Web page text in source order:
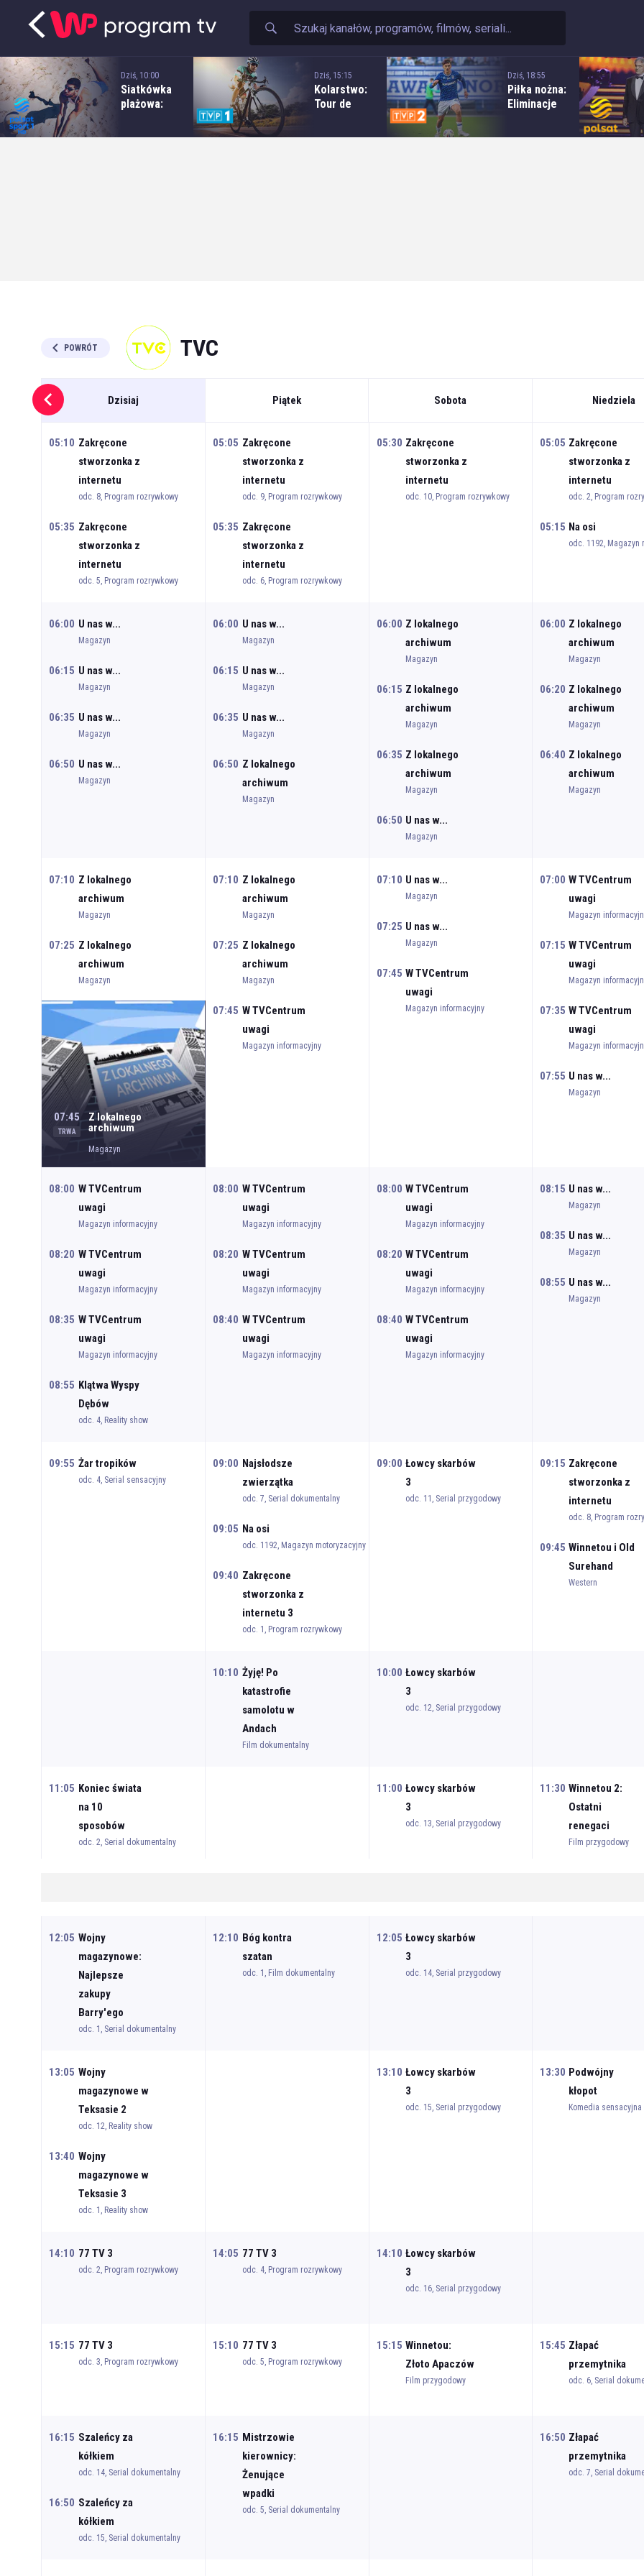
Dziś, 10:00
Siatkówka
plażowa:
Dziś, 15:15
Kolarstwo:
Tour de
Dziś, 18:55
Piłka nożna:
Eliminacje
POWRÓT TVC
Dzisiaj Piątek Sobota Niedziela
05:10 Zakręcone
stworzonka z
internetu
odc. 8, Program rozrywkowy
05:35 Zakręcone
stworzonka z
internetu
odc. 5, Program rozrywkowy
05:05 Zakręcone
stworzonka z
internetu
odc. 9, Program rozrywkowy
05:35 Zakręcone
stworzonka z
internetu
odc. 6, Program rozrywkowy
05:30 Zakręcone
stworzonka z
internetu
odc. 10, Program rozrywkowy
05:05 Zakręcone
stworzonka z
internetu
odc. 2, Program
05:15 Na osi
odc. 1192, Magazyn
06:00 U nas w...
Magazyn
06:15 U nas w...
Magazyn
06:35 U nas w...
Magazyn
06:50 U nas w...
Magazyn
06:00 U nas w...
Magazyn
06:15 U nas w...
Magazyn
06:35 U nas w...
Magazyn
06:50 Z lokalnego
archiwum
Magazyn
06:00 Z lokalnego
archiwum
Magazyn
06:15 Z lokalnego
archiwum
Magazyn
06:35 Z lokalnego
archiwum
Magazyn
06:50 U nas w...
Magazyn
06:00 Z lokalnego
archiwum
Magazyn
06:20 Z lokalnego
archiwum
Magazyn
06:40 Z lokalnego
archiwum
Magazyn
07:10 Z lokalnego
archiwum
Magazyn
07:25 Z lokalnego
archiwum
Magazyn
07:45
TRWA
Z lokalnego
archiwum
Magazyn
07:10 Z lokalnego
archiwum
Magazyn
07:25 Z lokalnego
archiwum
Magazyn
07:45 W TVCentrum
uwagi
Magazyn informacyjny
07:10 U nas w...
Magazyn
07:25 U nas w...
Magazyn
07:45 W TVCentrum
uwagi
Magazyn informacyjny
07:00 W TVCentrum
uwagi
Magazyn
07:15 W TVCentrum
uwagi
Magazyn
07:35 W TVCentrum
uwagi
Magazyn
07:55 U nas w...
Magazyn
08:00 W TVCentrum
uwagi
Magazyn informacyjny
08:20 W TVCentrum
uwagi
Magazyn informacyjny
08:35 W TVCentrum
uwagi
Magazyn informacyjny
08:55 Klątwa Wyspy
Dębów
odc. 4, Reality show
08:00 W TVCentrum
uwagi
Magazyn informacyjny
08:20 W TVCentrum
uwagi
Magazyn informacyjny
08:40 W TVCentrum
uwagi
Magazyn informacyjny
08:00 W TVCentrum
uwagi
Magazyn informacyjny
08:20 W TVCentrum
uwagi
Magazyn informacyjny
08:40 W TVCentrum
uwagi
Magazyn informacyjny
08:15 U nas w...
Magazyn
08:35 U nas w...
Magazyn
08:55 U nas w...
Magazyn
09:55 Żar tropików
odc. 4, Serial sensacyjny
09:00 Najsłodsze
zwierzątka
odc. 7, Serial dokumentalny
09:05 Na osi
odc. 1192, Magazyn motoryzacyjny
09:40 Zakręcone
stworzonka z
internetu 3
odc. 1, Program rozrywkowy
09:00 Łowcy skarbów
3
odc. 11, Serial przygodowy
09:15 Zakręcone
stworzonka z
internetu
odc. 8, Program
09:45 Winnetou i Old
Surehand
Western
10:10 Żyję! Po
katastrofie
samolotu w
Andach
Film dokumentalny
10:00 Łowcy skarbów
3
odc. 12, Serial przygodowy
11:05 Koniec świata
na 10
sposobów
odc. 2, Serial dokumentalny
11:00 Łowcy skarbów
3
odc. 13, Serial przygodowy
11:30 Winnetou 2:
Ostatni
renegaci
Film przygodowy
12:05 Wojny
magazynowe:
Najlepsze
zakupy
Barry'ego
odc. 1, Serial dokumentalny
12:10 Bóg kontra
szatan
odc. 1, Film dokumentalny
12:05 Łowcy skarbów
3
odc. 14, Serial przygodowy
13:05 Wojny
magazynowe w
Teksasie 2
odc. 12, Reality show
13:40 Wojny
magazynowe w
Teksasie 3
odc. 1, Reality show
13:10 Łowcy skarbów
3
odc. 15, Serial przygodowy
13:30 Podwójny
kłopot
Komedia sensacyjna
14:10 77 TV 3
odc. 2, Program rozrywkowy
14:05 77 TV 3
odc. 4, Program rozrywkowy
14:10 Łowcy skarbów
3
odc. 16, Serial przygodowy
15:15 77 TV 3
odc. 3, Program rozrywkowy
15:10 77 TV 3
odc. 5, Program rozrywkowy
15:15 Winnetou:
Złoto Apaczów
Film przygodowy
15:45 Złapać
przemytnika
odc. 6, Serial
16:15 Szaleńcy za
kółkiem
odc. 14, Serial dokumentalny
16:50 Szaleńcy za
kółkiem
odc. 15, Serial dokumentalny
16:15 Mistrzowie
kierownicy:
Żenujące
wpadki
odc. 5, Serial dokumentalny
16:50 Złapać
przemytnika
odc. 7, Serial